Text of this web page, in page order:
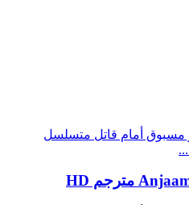
مسبوق أمام قاتل متسلسل